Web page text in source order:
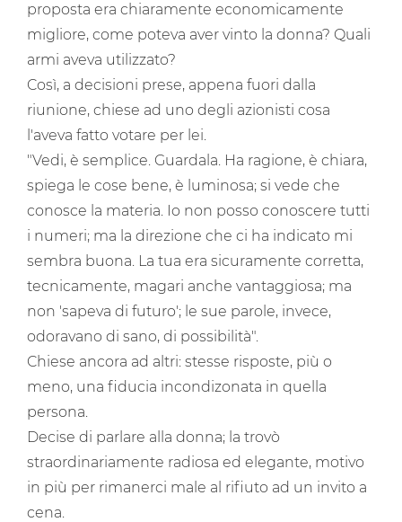
proposta era chiaramente economicamente
migliore, come poteva aver vinto la donna? Quali
armi aveva utilizzato?
Così, a decisioni prese, appena fuori dalla
riunione, chiese ad uno degli azionisti cosa
l'aveva fatto votare per lei.
"Vedi, è semplice. Guardala. Ha ragione, è chiara,
spiega le cose bene, è luminosa; si vede che
conosce la materia. Io non posso conoscere tutti
i numeri; ma la direzione che ci ha indicato mi
sembra buona. La tua era sicuramente corretta,
tecnicamente, magari anche vantaggiosa; ma
non 'sapeva di futuro'; le sue parole, invece,
odoravano di sano, di possibilità".
Chiese ancora ad altri: stesse risposte, più o
meno, una fiducia incondizonata in quella
persona.
Decise di parlare alla donna; la trovò
straordinariamente radiosa ed elegante, motivo
in più per rimanerci male al rifiuto ad un invito a
cena.